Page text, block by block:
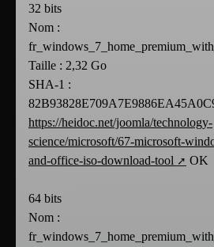
32 bits
Nom :
Taille : 2,32 Go
SHA-1 :
https://heidoc.net/joomla/technology-
science/microsoft/67-microsoft-
and-office-iso-download-tool
OK
64 bits
Nom :